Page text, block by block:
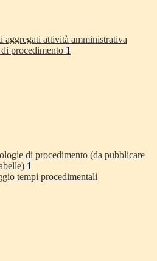
aggregati attività amministrativa
procedimento 1
di procedimento (da pubblicare
1
tempi procedimentali